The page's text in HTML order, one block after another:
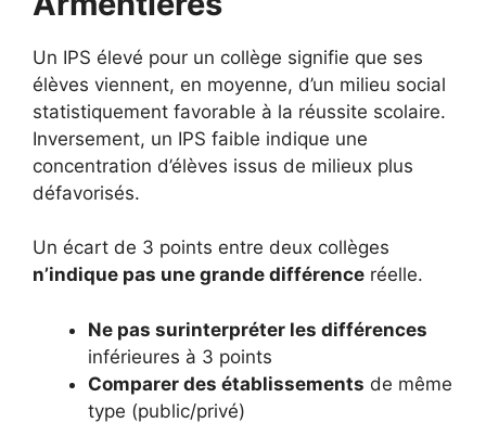
Un IPS élevé pour un collège signifie que ses
élèves viennent, en moyenne, d’un milieu social
statistiquement favorable à la réussite scolaire.
Inversement, un IPS faible indique une
concentration d’élèves issus de milieux plus
défavorisés.
Un écart de 3 points entre deux collèges
n’indique pas une grande différence réelle.
Ne pas surinterpréter les différences
inférieures à 3 points
Comparer des établissements de même
type (public/privé)